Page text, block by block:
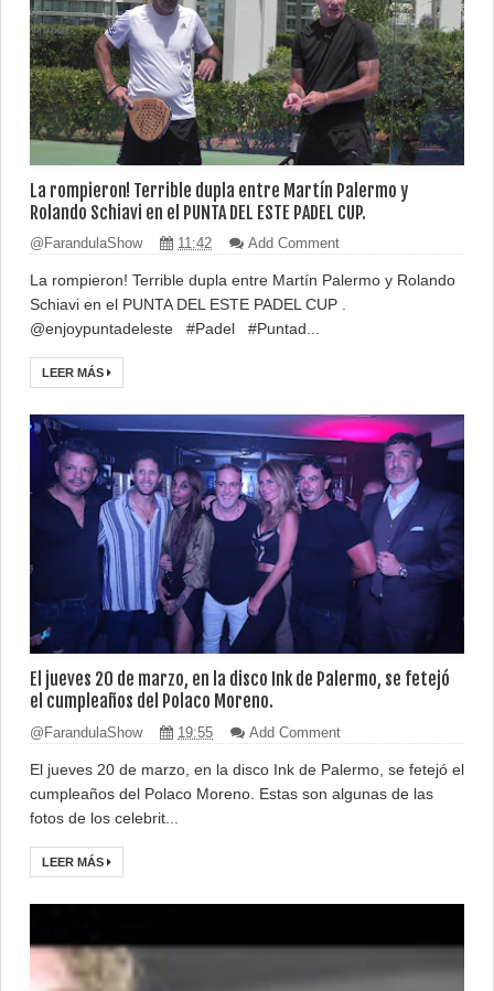
La rompieron! Terrible dupla entre Martín Palermo y
Rolando Schiavi en el PUNTA DEL ESTE PADEL CUP.
@FarandulaShow 11:42 Add Comment
La rompieron! Terrible dupla entre Martín Palermo y Rolando
Schiavi en el PUNTA DEL ESTE PADEL CUP .
@enjoypuntadeleste #Padel #Puntad...
LEER MÁS
El jueves 20 de marzo, en la disco Ink de Palermo, se fetejó
el cumpleaños del Polaco Moreno.
@FarandulaShow 19:55 Add Comment
El jueves 20 de marzo, en la disco Ink de Palermo, se fetejó el
cumpleaños del Polaco Moreno. Estas son algunas de las
fotos de los celebrit...
LEER MÁS